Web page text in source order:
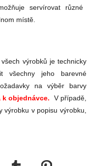
servírovat různé
místě.
výrobků je technicky
všechny jeho barevné
na výběr barvy
k objednávce.
V případě,
v popisu výrobku,